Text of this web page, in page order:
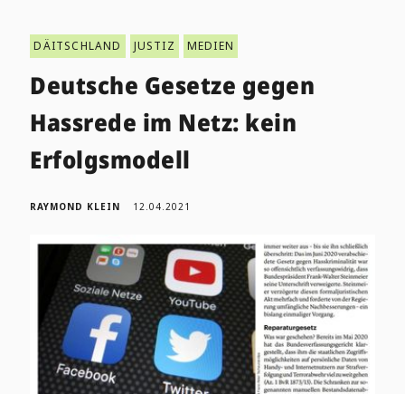
DÄITSCHLAND JUSTIZ MEDIEN
Deutsche Gesetze gegen
Hassrede im Netz: kein
Erfolgsmodell
RAYMOND KLEIN 12.04.2021